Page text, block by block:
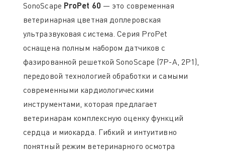
SonoScape ProPet 60 — это современная
ветеринарная цветная доплеровская
ультразвуковая система. Серия ProPet
оснащена полным набором датчиков с
фазированной решеткой SonoScape (7P-A, 2P1),
передовой технологией обработки и самыми
современными кардиологическими
инструментами, которая предлагает
ветеринарам комплексную оценку функций
сердца и миокарда. Гибкий и интуитивно
понятный режим ветеринарного осмотра